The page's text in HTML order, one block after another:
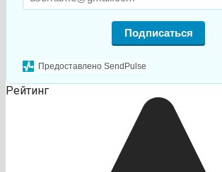
Подписаться
Предоставлено SendPulse
Рейтинг